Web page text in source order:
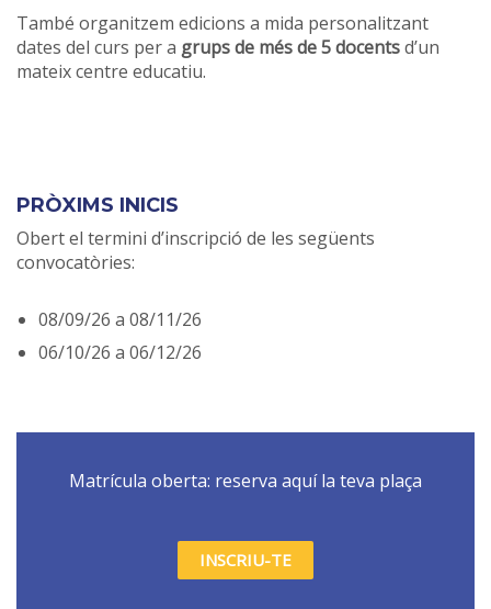
També organitzem edicions a mida personalitzant
dates del curs per a grups de més de 5 docentsd’un
mateix centre educatiu.
PRÒXIMS INICIS
Obert el termini d’inscripció de les següents
convocatòries:
08/09/26 a 08/11/26
06/10/26 a 06/12/26
Matrícula oberta: reserva aquí la teva plaça
INSCRIU-TE